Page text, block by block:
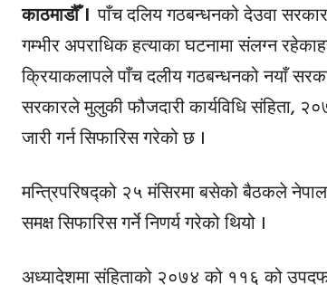
काठमाडौँ । पाँच दलिय गठबन्धनको देउवा
गम्भीर अपराधिक हत्याका घटनामा संलग्न
क्रियाकलापले पाँच दलीय गठबन्धनको नयाँ
सरकारले मुलुकी फौजदारी कार्यविधि संहिता,
जारी गर्न सिफारिस गरेको छ ।
मन्त्रिपरिषद्को २५ मंसिरमा बसेको बैठकले
समक्ष सिफारिस गर्ने निणर्य गरेको थियो ।
अध्यादेशमा संहिताको २०७४ को ११६ को